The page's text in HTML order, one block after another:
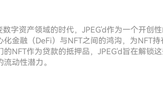
字资产领域的时代，JPEG'd作为一个开创
金融（DeFi）与NFT之间的鸿沟，为NFT
NFT作为贷款的抵押品，JPEG'd旨在解锁
动性潜力。